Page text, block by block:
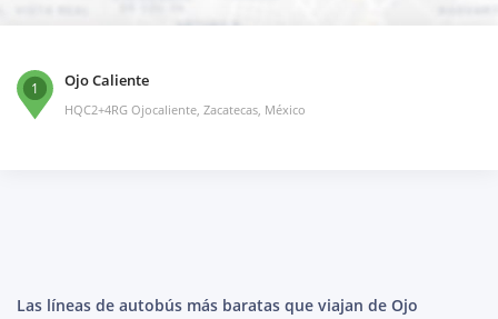
1 Ojo Caliente
HQC2+4RG Ojocaliente, Zacatecas, México
Las líneas de autobús más baratas que viajan de Ojo